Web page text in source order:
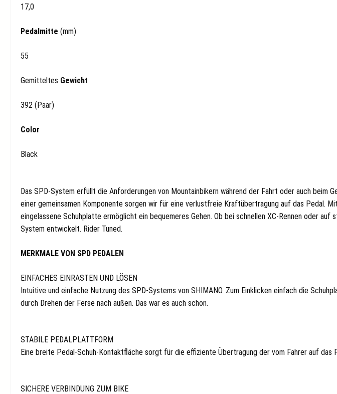
17,0
Pedalmitte (mm)
55
Gemitteltes Gewicht
392 (Paar)
Color
Black
Das SPD-System erfüllt die Anforderungen von Mountainbikern während der Fahrt oder auch beim
einer gemeinsamen Komponente sorgen wir für eine verlustfreie Kraftübertragung auf das Pedal.
eingelassene Schuhplatte ermöglicht ein bequemeres Gehen. Ob bei schnellen XC-Rennen oder
System entwickelt. Rider Tuned.
MERKMALE VON SPD PEDALEN
EINFACHES EINRASTEN UND LÖSEN
Intuitive und einfache Nutzung des SPD-Systems von SHIMANO. Zum Einklicken einfach die
durch Drehen der Ferse nach außen. Das war es auch schon.
STABILE PEDALPLATTFORM
Eine breite Pedal-Schuh-Kontaktfläche sorgt für die effiziente Übertragung der vom Fahrer auf
SICHERE VERBINDUNG ZUM BIKE